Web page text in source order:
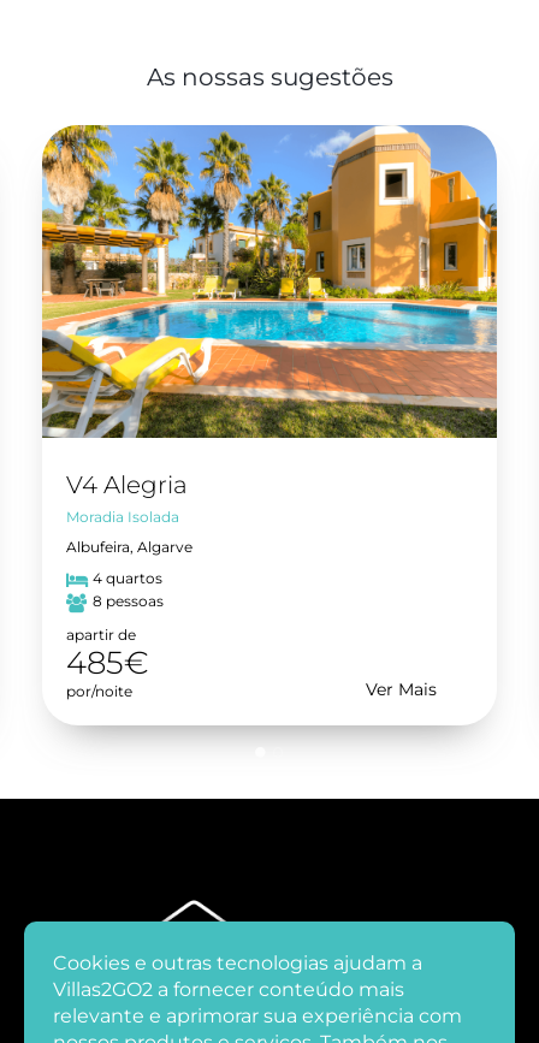
As nossas sugestões
V4 Alegria
Moradia Isolada
Albufeira, Algarve
4 quartos
8 pessoas
apartir de
485€
por/noite Ver Mais
Cookies e outras tecnologias ajudam a
Villas2GO2 a fornecer conteúdo mais
relevante e aprimorar sua experiência com